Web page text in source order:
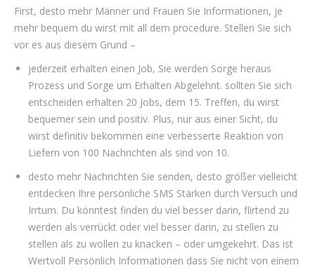
First, desto mehr Männer und Frauen Sie Informationen, je
mehr bequem du wirst mit all dem procedure. Stellen Sie sich
vor es aus diesem Grund –
jederzeit erhalten einen Job, Sie werden Sorge heraus
Prozess und Sorge um Erhalten Abgelehnt. sollten Sie sich
entscheiden erhalten 20 Jobs, dem 15. Treffen, du wirst
bequemer sein und positiv. Plus, nur aus einer Sicht, du
wirst definitiv bekommen eine verbesserte Reaktion von
Liefern von 100 Nachrichten als sind von 10.
desto mehr Nachrichten Sie senden, desto größer vielleicht
entdecken Ihre persönliche SMS Stärken durch Versuch und
Irrtum. Du könntest finden du viel besser darin, flirtend zu
werden als verrückt oder viel besser darin, zu stellen zu
stellen als zu wollen zu knacken – oder umgekehrt. Das ist
Wertvoll Persönlich Informationen dass Sie nicht von einem